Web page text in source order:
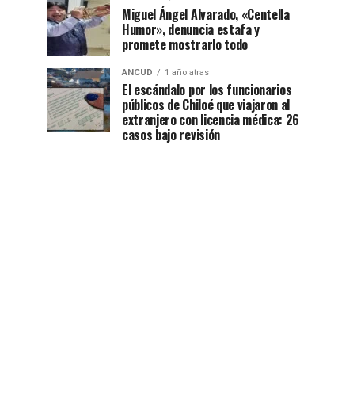
Miguel Ángel Alvarado, «Centella
Humor», denuncia estafa y
promete mostrarlo todo
ANCUD 1 año atras
El escándalo por los funcionarios
públicos de Chiloé que viajaron al
extranjero con licencia médica: 26
casos bajo revisión